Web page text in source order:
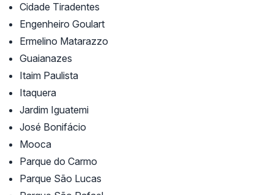
Cidade Tiradentes
Engenheiro Goulart
Ermelino Matarazzo
Guaianazes
Itaim Paulista
Itaquera
Jardim Iguatemi
José Bonifácio
Mooca
Parque do Carmo
Parque São Lucas